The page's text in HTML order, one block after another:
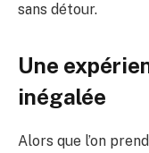
sans détour.
Une
inégalée
Alors que l’on